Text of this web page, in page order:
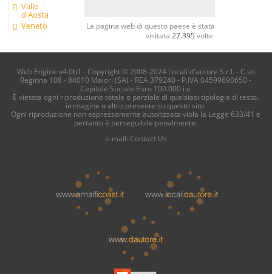
Valle
d'Aosta
Veneto
La pagina web di questo paese è stata
visitata 27.395 volte.
Web Engine v4.0b1 - Copyright © 2008-2024 Locali d'autore S.r.l. - C.so
Reginna 108 - 84010 Maiori (SA) - REA 379240 - P.IVA 04599690650 -
Capitale Sociale Euro 100.000 i.v.
È vietata ogni riproduzione totale o parziale di qualsiasi tipologia di testo,
immagine o altro presente su questo sito.
Ogni riproduzione non espressamente autorizzata viola la Legge 633/41 e
pertanto è perseguibile penalmente.
e-mail: Contact Us